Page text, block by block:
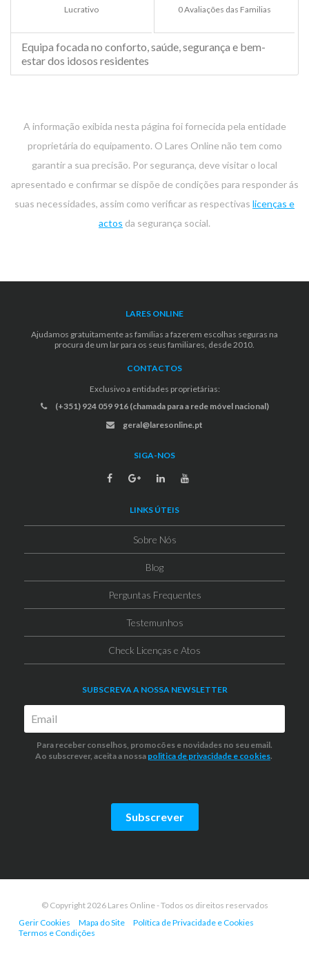
Lucrativo 0 Avaliações das Familias
Equipa focada no conforto, saúde, segurança e bem-
estar dos idosos residentes
A informação exibida nesta página foi fornecida pela entidade
proprietária do equipamento. O Lares Online não tem como
garantir a sua precisão. Por segurança, deve visitar o local
apresentado e confirmar se dispõe de condições para responder ás
suas necessidades, assim como verificar as respectivas licenças e
actos da segurança social.
LARES ONLINE
Ajudamos gratuitamente as famílias a fazerem escolhas seguras na
procura de um lar para os seus familiares, desde 2010.
CONTACTOS
Exclusivo a entidades proprietárias:
(+351) 924 059 916 (chamada para a rede móvel nacional)
geral@laresonline.pt
SIGA-NOS
LINKS ÚTEIS
Sobre Nós
Blog
Perguntas Frequentes
Testemunhos
Check Licenças e Atos
SUBSCREVA A NOSSA NEWSLETTER
Para receber conselhos, promocões e novidades no seu email.
Ao subscrever, aceita a nossa politica de privacidade e cookies.
Subscrever
© Copyright 2026 Lares Online - Todos os direitos reservados
Gerir Cookies
Mapa do Site
Política de Privacidade e Cookies
Termos e Condições